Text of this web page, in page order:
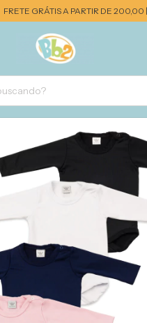
FRETE GRÁTIS A PARTIR DE 200,00 |